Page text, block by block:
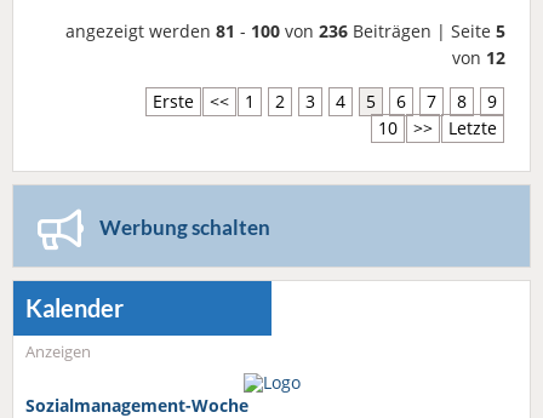
angezeigt werden 81 - 100 von 236 Beiträgen | Seite 5
von 12
Erste
<< 1 2 3 4 5 6 7 8
9
10
>> Letzte
Werbung schalten
Kalender
Anzeigen
Sozialmanagement-Woche